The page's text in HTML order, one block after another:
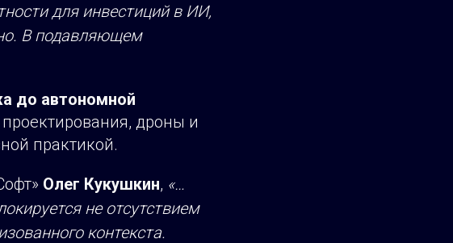
для инвестиций в ИИ,
В подавляющем
до автономной
дроны и
практикой.
Олег Кукушкин, «…
не отсутствием
контекста.